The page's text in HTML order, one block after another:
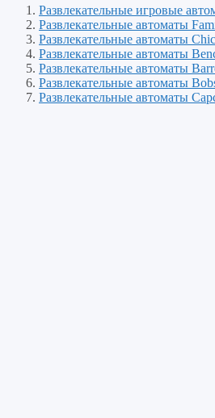
Развлекательные игровые
Развлекательные автоматы
Развлекательные автоматы
Развлекательные автоматы
Развлекательные автоматы
Развлекательные автоматы
Развлекательные автоматы